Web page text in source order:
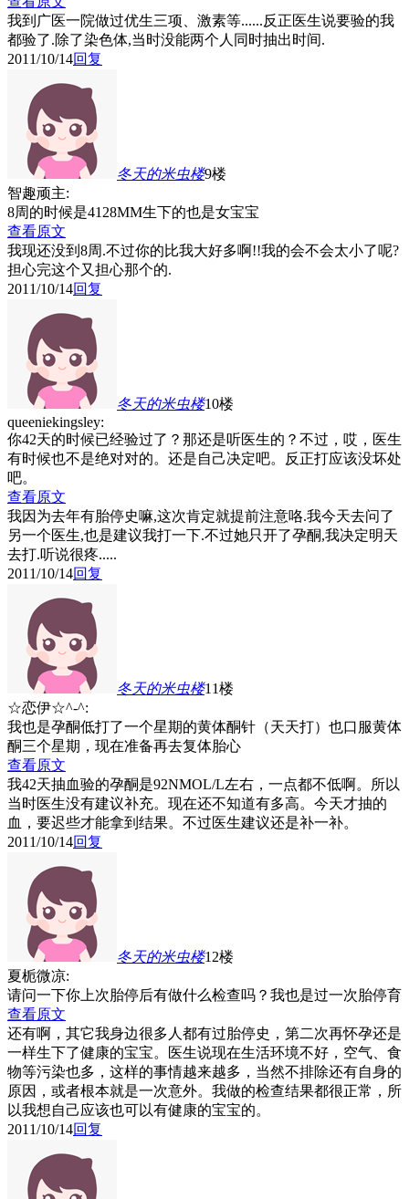
我到广医一院做过优生三项、激素等......反正医生说要验的我
都验了.除了染色体,当时没能两个人同时抽出时间.
2011/10/14回复
冬天的米虫楼9楼
智趣顽主:
8周的时候是4128MM生下的也是女宝宝
查看原文
我现还没到8周.不过你的比我大好多啊!!我的会不会太小了呢?
担心完这个又担心那个的.
2011/10/14回复
冬天的米虫楼10楼
queeniekingsley:
你42天的时候已经验过了？那还是听医生的？不过，哎，医生
有时候也不是绝对对的。还是自己决定吧。反正打应该没坏处
吧。
查看原文
我因为去年有胎停史嘛,这次肯定就提前注意咯.我今天去问了
另一个医生,也是建议我打一下.不过她只开了孕酮,我决定明天
去打.听说很疼.....
2011/10/14回复
冬天的米虫楼11楼
☆恋伊☆^-^:
我也是孕酮低打了一个星期的黄体酮针（天天打）也口服黄体
酮三个星期，现在准备再去复体胎心
查看原文
我42天抽血验的孕酮是92NMOL/L左右，一点都不低啊。所以
当时医生没有建议补充。现在还不知道有多高。今天才抽的
血，要迟些才能拿到结果。不过医生建议还是补一补。
2011/10/14回复
冬天的米虫楼12楼
夏栀微凉:
请问一下你上次胎停后有做什么检查吗？我也是过一次胎停育
查看原文
还有啊，其它我身边很多人都有过胎停史，第二次再怀孕还是
一样生下了健康的宝宝。医生说现在生活环境不好，空气、食
物等污染也多，这样的事情越来越多，当然不排除还有自身的
原因，或者根本就是一次意外。我做的检查结果都很正常，所
以我想自己应该也可以有健康的宝宝的。
2011/10/14回复